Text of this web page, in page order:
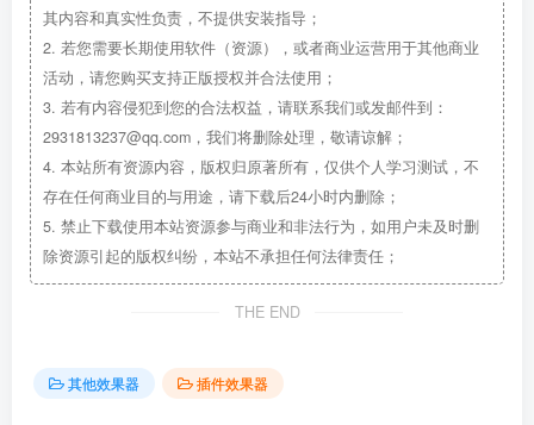
其内容和真实性负责，不提供安装指导；
2. 若您需要长期使用软件（资源），或者商业运营用于其他商业
活动，请您购买支持正版授权并合法使用；
3. 若有内容侵犯到您的合法权益，请联系我们或发邮件到：
2931813237@qq.com，我们将删除处理，敬请谅解；
4. 本站所有资源内容，版权归原著所有，仅供个人学习测试，不
存在任何商业目的与用途，请下载后24小时内删除；
5. 禁止下载使用本站资源参与商业和非法行为，如用户未及时删
除资源引起的版权纠纷，本站不承担任何法律责任；
THE END
其他效果器 插件效果器